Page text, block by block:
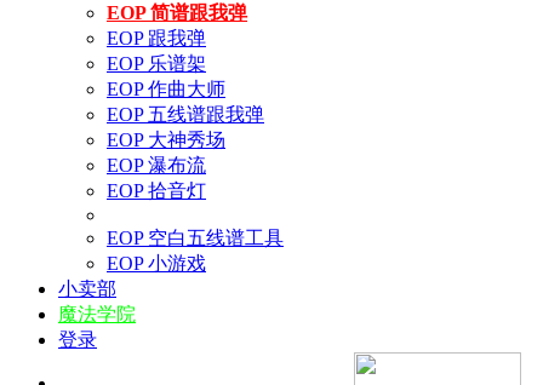
EOP 简谱跟我弹
EOP 跟我弹
EOP 乐谱架
EOP 作曲大师
EOP 五线谱跟我弹
EOP 大神秀场
EOP 瀑布流
EOP 拾音灯
EOP 空白五线谱工具
EOP 小游戏
小卖部
魔法学院
登录